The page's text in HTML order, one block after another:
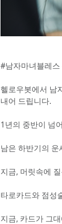
#남자마녀블레
헬로우봇에서 남
내어 드립니다.
1년의 중반이 넘
남은 하반기의
지금, 머릿속에
타로카드와 점성
지금, 카드가 그